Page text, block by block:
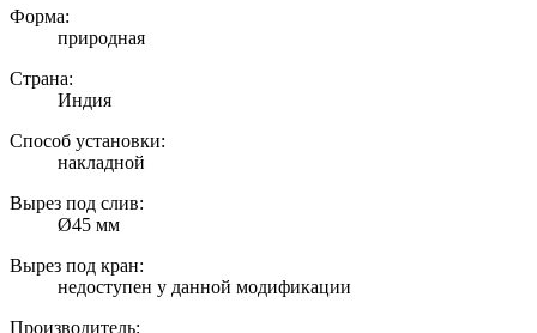
Форма:
природная
Страна:
Индия
Способ установки:
накладной
Вырез под слив:
Ø45 мм
Вырез под кран:
недоступен у данной модификации
Производитель: